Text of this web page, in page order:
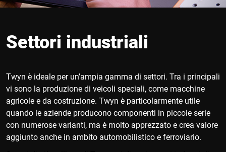
Settori industriali
Twyn è ideale per un’ampia gamma di settori. Tra i principali
vi sono la produzione di veicoli speciali, come macchine
agricole e da costruzione. Twyn è particolarmente utile
quando le aziende producono componenti in piccole serie
con numerose varianti, ma è molto apprezzato e crea valore
aggiunto anche in ambito automobilistico e ferroviario.